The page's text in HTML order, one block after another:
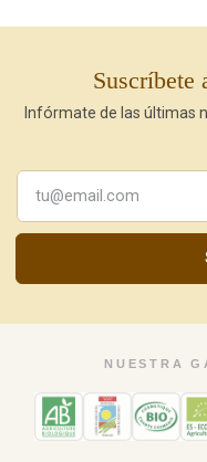
Suscríbete
Infórmate de las últimas
NUESTRA